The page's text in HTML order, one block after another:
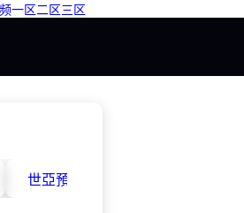
一区二区三区
世亞預(yù)